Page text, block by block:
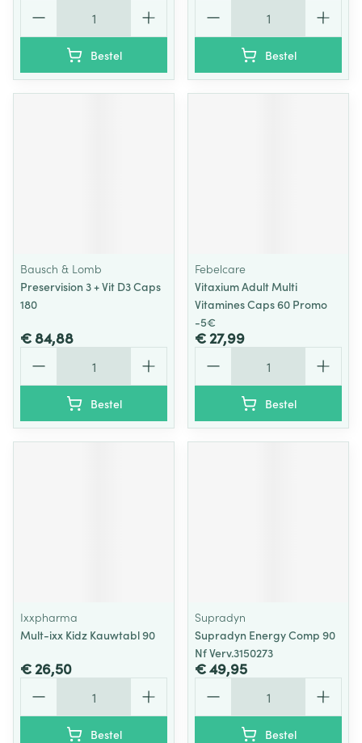
Bestel Bestel
Bausch & Lomb
Preservision 3 + Vit D3 Caps
180
€ 84,88
Bestel
Febelcare
Vitaxium Adult Multi
Vitamines Caps 60 Promo
-5€
€ 27,99
Bestel
Ixxpharma
Mult-ixx Kidz Kauwtabl 90
€ 26,50
Bestel
Supradyn
Supradyn Energy Comp 90
Nf Verv.3150273
€ 49,95
Bestel